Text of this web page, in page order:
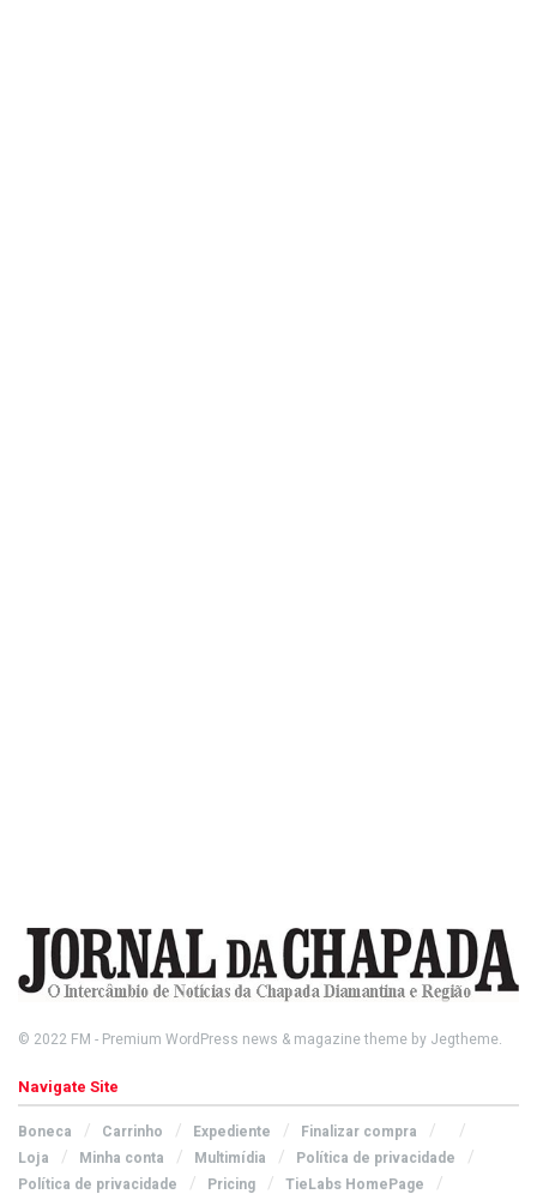
© 2022 FM - Premium WordPress news & magazine theme by Jegtheme.
Navigate Site
Boneca Carrinho Expediente
Finalizar compra
Loja
Minha conta Multimídia
Política de privacidade
Política de privacidade
Pricing TieLabs HomePage